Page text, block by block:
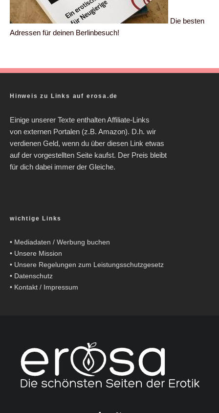
Die besten
Adressen für deinen Berlinbesuch!
Hinweis zu Links auf erosa.de
Einige unserer Texte enthalten Affiliate-Links
von externen Portalen (z.B. Amazon). D.h. wir
verdienen Geld, wenn du über diesen Link etwas
auf der vorgestellten Seite kaufst. Der Preis bleibt
für dich dabei immer der Gleiche.
wichtige Links
• Mediadaten / Werbung buchen
• Unsere Mission
• Unsere Regelungen zum Leistungsschutzgesetz
• Datenschutz
• Kontakt / Impressum